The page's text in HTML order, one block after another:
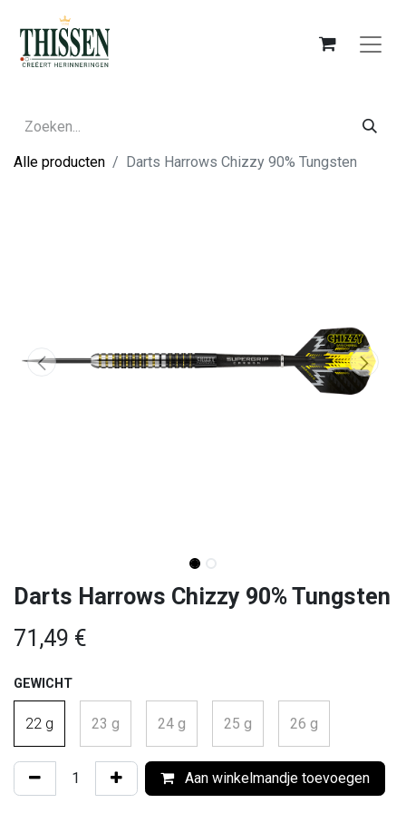
Alle producten Darts Harrows Chizzy 90% Tungsten
Darts Harrows Chizzy 90% Tungsten
71,49 €
GEWICHT
22 g 23 g 24 g 25 g 26 g
Aan winkelmandje toevoegen